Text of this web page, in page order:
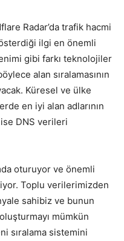
Radar’da trafik hacmi
ilgi en önemli
gibi farkı teknolojiler
alan sıralamasının
Küresel ve ülke
en iyi alan adlarının
ise DNS verileri
oturuyor ve önemli
Toplu verilerimizden
sahibiz ve bunun
mümkün
sıralama sistemini